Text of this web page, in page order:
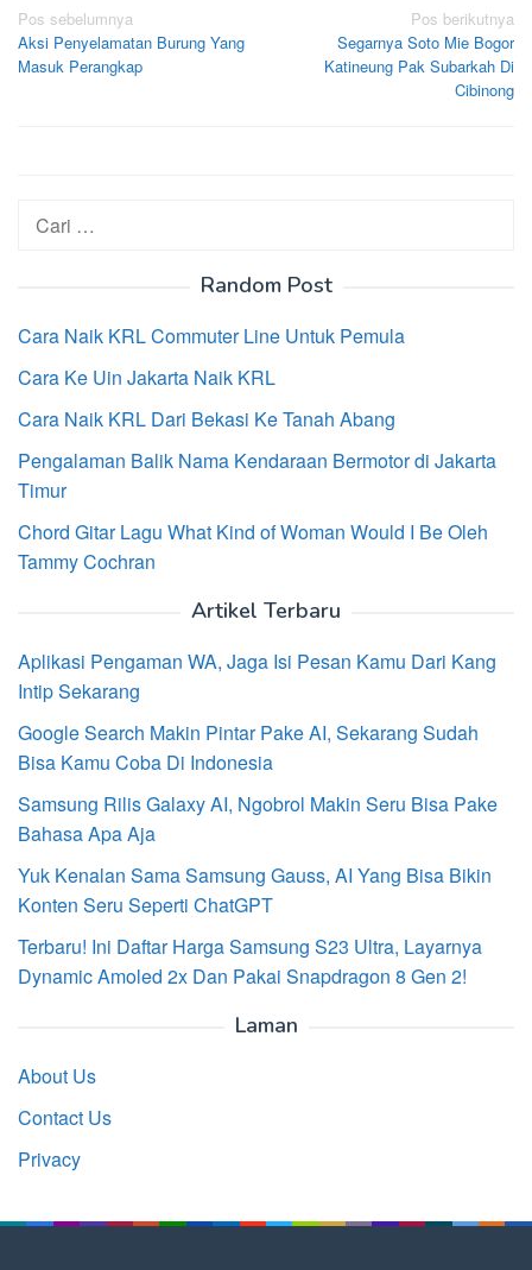
Navigasi
pos
Pos sebelumnya
Aksi Penyelamatan Burung Yang
Masuk Perangkap
Pos berikutnya
Segarnya Soto Mie Bogor
Katineung Pak Subarkah Di
Cibinong
Cari
Random Post
Cara Naik KRL Commuter Line Untuk Pemula
Cara Ke Uin Jakarta Naik KRL
Cara Naik KRL Dari Bekasi Ke Tanah Abang
Pengalaman Balik Nama Kendaraan Bermotor di Jakarta
Timur
Chord Gitar Lagu What Kind of Woman Would I Be Oleh
Tammy Cochran
Artikel Terbaru
Aplikasi Pengaman WA, Jaga Isi Pesan Kamu Dari Kang
Intip Sekarang
Google Search Makin Pintar Pake AI, Sekarang Sudah
Bisa Kamu Coba Di Indonesia
Samsung Rilis Galaxy AI, Ngobrol Makin Seru Bisa Pake
Bahasa Apa Aja
Yuk Kenalan Sama Samsung Gauss, AI Yang Bisa Bikin
Konten Seru Seperti ChatGPT
Terbaru! Ini Daftar Harga Samsung S23 Ultra, Layarnya
Dynamic Amoled 2x Dan Pakai Snapdragon 8 Gen 2!
Laman
About Us
Contact Us
Privacy